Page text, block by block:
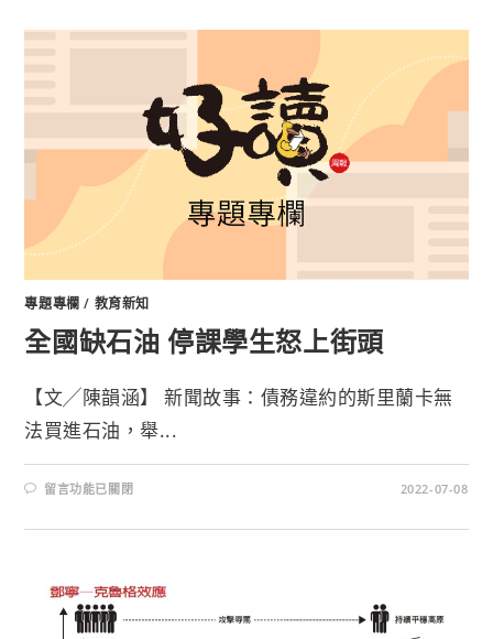
專題專欄 / 教育新知
全國缺石油 停課學生怒上街頭
【文╱陳韻涵】 新聞故事：債務違約的斯里蘭卡無
法買進石油，舉...
留言功能已關閉 2022-07-08